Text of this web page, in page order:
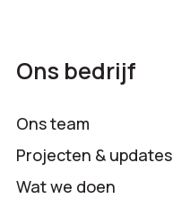
Ons bedrijf
Ons team
Projecten & updates
Wat we doen